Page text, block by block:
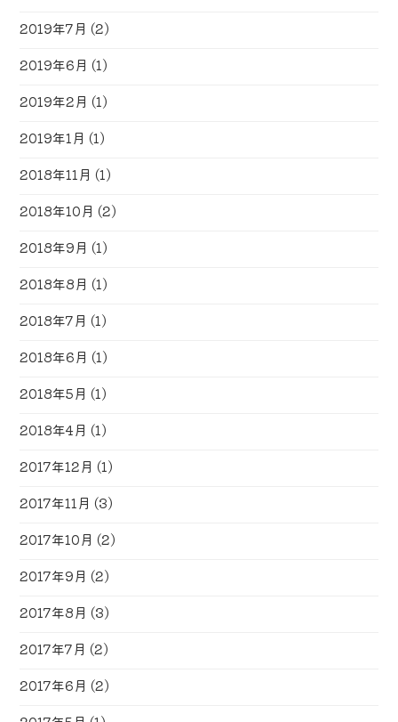
2019年7月 (2)
2019年6月 (1)
2019年2月 (1)
2019年1月 (1)
2018年11月 (1)
2018年10月 (2)
2018年9月 (1)
2018年8月 (1)
2018年7月 (1)
2018年6月 (1)
2018年5月 (1)
2018年4月 (1)
2017年12月 (1)
2017年11月 (3)
2017年10月 (2)
2017年9月 (2)
2017年8月 (3)
2017年7月 (2)
2017年6月 (2)